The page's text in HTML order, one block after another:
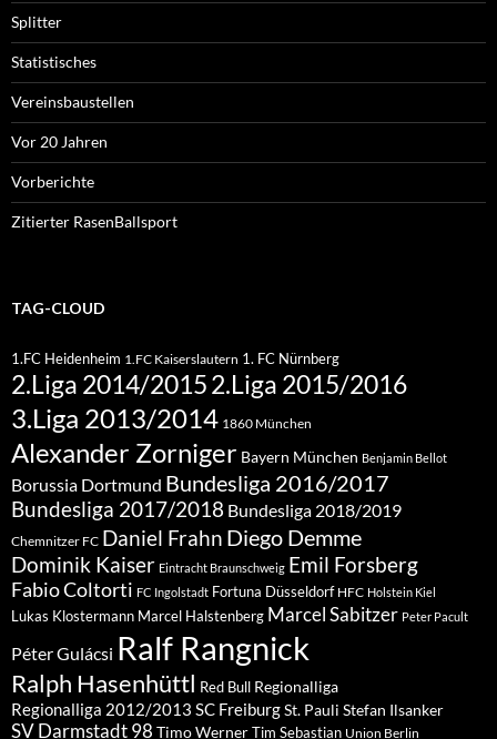
Splitter
Statistisches
Vereinsbaustellen
Vor 20 Jahren
Vorberichte
Zitierter RasenBallsport
TAG-CLOUD
1.FC Heidenheim 1.FC Kaiserslautern 1. FC Nürnberg
2.Liga 2014/20152.Liga 2015/2016
3.Liga 2013/2014 1860 München
Alexander Zorniger Bayern München Benjamin Bellot
Borussia Dortmund Bundesliga 2016/2017
Bundesliga 2017/2018 Bundesliga 2018/2019
Chemnitzer FC Daniel Frahn Diego Demme
Dominik Kaiser Eintracht Braunschweig Emil Forsberg
Fabio Coltorti FC Ingolstadt Fortuna Düsseldorf HFC Holstein Kiel
Lukas Klostermann Marcel Halstenberg Marcel Sabitzer Peter Pacult
Péter Gulácsi Ralf Rangnick
Ralph Hasenhüttl Red Bull Regionalliga
Regionalliga 2012/2013 SC FreiburgSt. Pauli Stefan Ilsanker
SV Darmstadt 98 Timo WernerTim Sebastian Union Berlin